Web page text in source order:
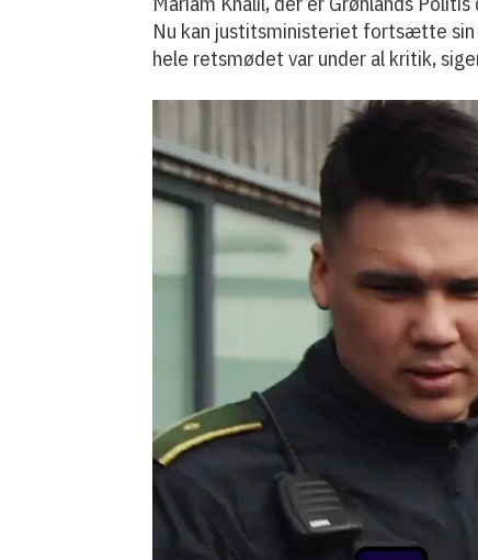
Nu kan justitsministeriet fortsætte sin
hele retsmødet var under al kritik,